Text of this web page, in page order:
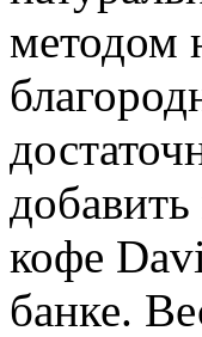
методом
кофе
банке.